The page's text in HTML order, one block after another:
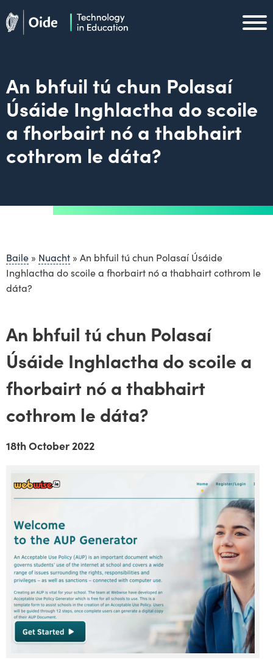
Skip to main content
An bhfuil tú chun Polasaí
Úsáide Inghlactha do scoile
a fhorbairt nó a thabhairt
cothrom le dáta?
Baile » Nuacht » An bhfuil tú chun Polasaí Úsáide
Inghlactha do scoile a fhorbairt nó a thabhairt cothrom le
dáta?
An bhfuil tú chun Polasaí
Úsáide Inghlactha do scoile a
fhorbairt nó a thabhairt
cothrom le dáta?
18th October 2022